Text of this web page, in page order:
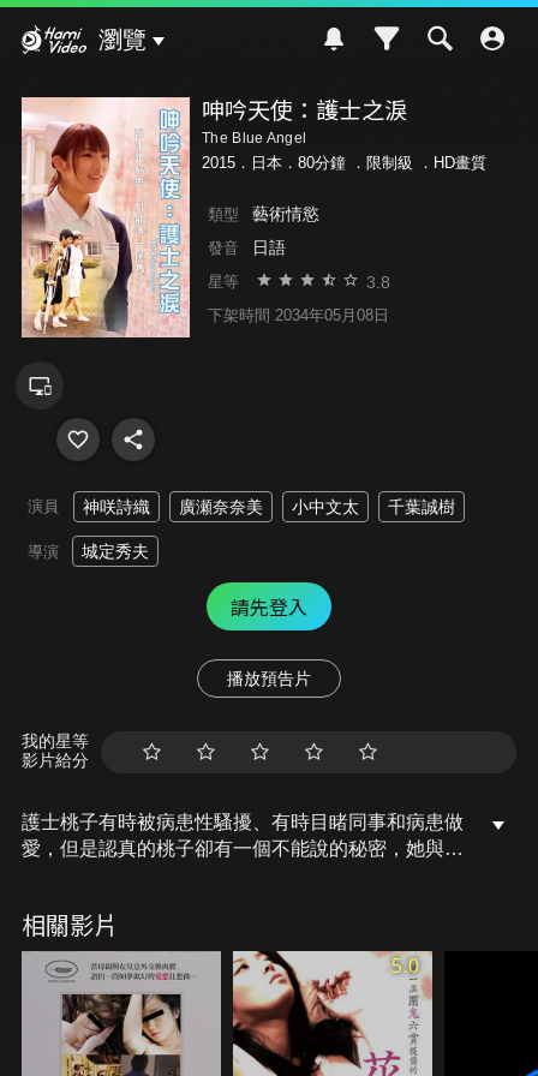
瀏覽
呻吟天使：護士之淚
The Blue Angel
2015．日本．80分鐘 ． 限制級 ．HD畫質
類型 藝術情慾
發音 日語
星等 3.8
下架時間 2034年05月08日
演員 神咲詩織 廣瀬奈奈美 小中文太 千葉誠樹
導演 城定秀夫
請先登入
播放預告片
我的星等
影片給分
護士桃子有時被病患性騷擾、有時目睹同事和病患做
愛，但是認真的桃子卻有一個不能說的秘密，她與二
子上班途中目睹交通意外，將意外中身受重傷的大學
生達也帶到工作的醫院，兩人之間的距離也漸漸縮
短。
相關影片
5.0